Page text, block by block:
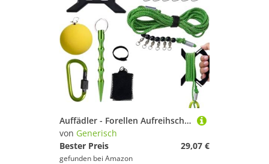
Auffädler - Forellen Aufreihschnur Mit 6 Edelstahl Verschlüssen - Angel Set Mit 5 Meter Seil Für Forelle Barsch Angler Kajak
von Generisch
Bester Preis
29,07 €
gefunden bei Amazon